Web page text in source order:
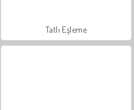
Tatlı Eşleme